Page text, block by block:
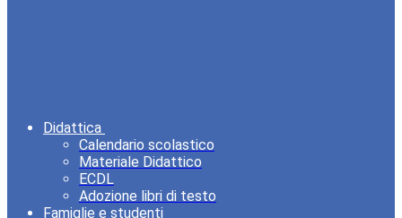
Didattica
Calendario scolastico
Materiale Didattico
ECDL
Adozione libri di testo
Famiglie e studenti